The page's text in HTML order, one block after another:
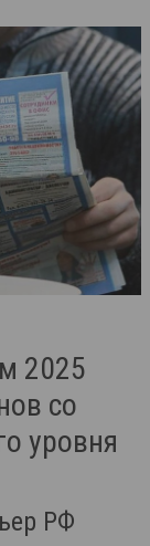
2025
со
уровня
РФ